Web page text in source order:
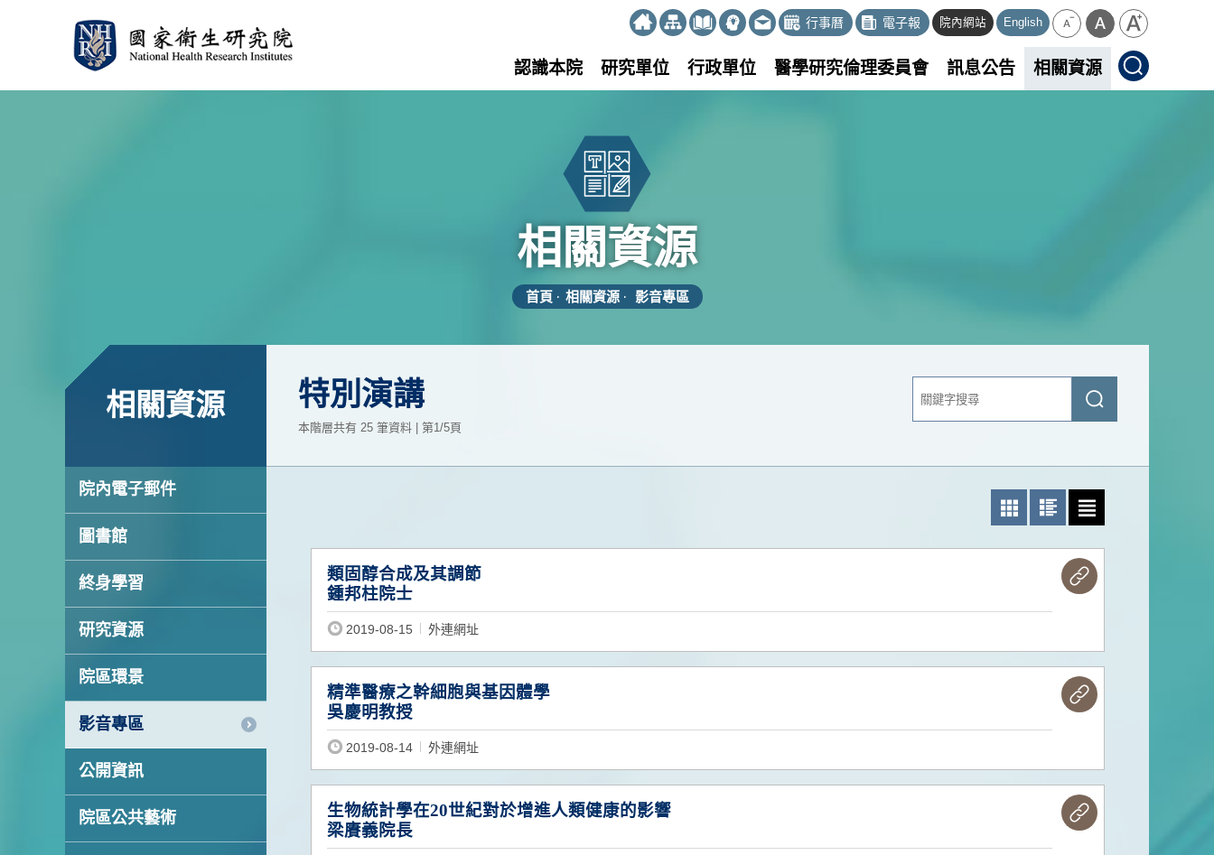
行事曆 電子報 院內網站 English
認識本院 研究單位 行政單位 醫學研究倫理委員會 訊息公告 相關資源
相關資源
首頁 相關資源 影音專區
相關資源
院內電子郵件
圖書館
終身學習
研究資源
院區環景
影音專區
公開資訊
院區公共藝術
特別演講
本階層共有 25 筆資料 | 第1/5頁
關
送
類固醇合成及其調節
鍾邦柱院士
2019-08-15 外連網址
精準醫療之幹細胞與基因體學
吳慶明教授
2019-08-14 外連網址
生物統計學在20世紀對於增進人類健康的影響
梁賡義院長